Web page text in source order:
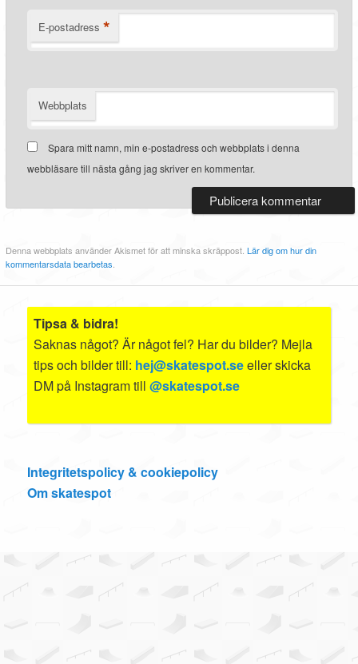
E-postadress *
Webbplats
Spara mitt namn, min e-postadress och webbplats i denna
webbläsare till nästa gång jag skriver en kommentar.
Denna webbplats använder Akismet för att minska skräppost.Lär dig om hur din
kommentarsdata bearbetas.
Tipsa & bidra!
Saknas något? Är något fel? Har du bilder? Mejla
tips och bilder till: hej@skatespot.seeller skicka
DM på Instagram till@skatespot.se
Integritetspolicy & cookiepolicy
Om skatespot